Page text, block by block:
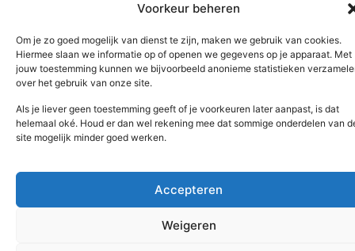
Voorkeur beheren
Om je zo goed mogelijk van dienst te zijn, maken we gebruik van cookies.
Hiermee slaan we informatie op of openen we gegevens op je apparaat. Met
jouw toestemming kunnen we bijvoorbeeld anonieme statistieken
over het gebruik van onze site.
Als je liever geen toestemming geeft of je voorkeuren later aanpast, is dat
helemaal oké. Houd er dan wel rekening mee dat sommige onderdelen van
site mogelijk minder goed werken.
Accepteren
Weigeren
Algemene voorwaarden
Disclaimer